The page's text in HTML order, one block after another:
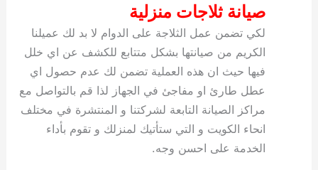
صيانة ثلاجات منزلية
لكي تضمن عمل الثلاجة على الدوام لا بد لك عميلنا
الكريم من صيانتها بشكل متتابع للكشف عن اي خلل
فيها حيث ان هذه العملية تضمن لك عدم حصول اي
عطل طارئ او مفاجئ في الجهاز لذا قم بالتواصل مع
مراكز الصيانة التابعة لشركتنا و المنتشرة في مختلف
انحاء الكويت و التي ستأتيك لمنزلك و تقوم بأداء
الخدمة على احسن وجه.